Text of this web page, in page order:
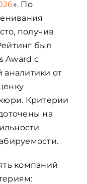
». По
получив
был
Award с
аналитики от
Критерии
на
компаний